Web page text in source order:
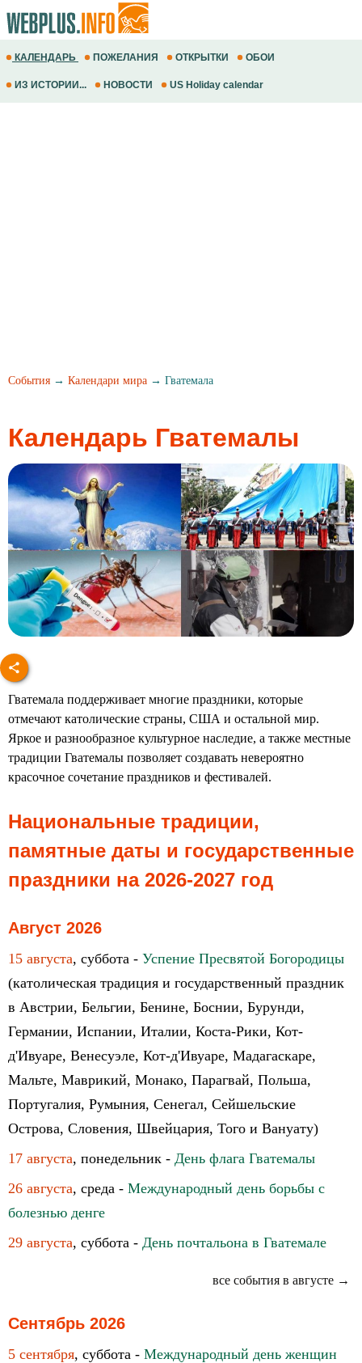
КАЛЕНДАРЬ ПОЖЕЛАНИЯ ОТКРЫТКИ ОБОИ
ИЗ ИСТОРИИ... НОВОСТИ US Holiday calendar
События → Календари мира → Гватемала
Календарь Гватемалы
Гватемала поддерживает многие праздники, которые
отмечают католические страны, США и остальной мир.
Яркое и разнообразное культурное наследие, а также местные
традиции Гватемалы позволяет создавать невероятно
красочное сочетание праздников и фестивалей.
Национальные традиции,
памятные даты и государственные
праздники на 2026-2027 год
Август 2026
15 августа, суббота - Успение Пресвятой Богородицы
(католическая традиция и государственный праздник
в Австрии, Бельгии, Бенине, Боснии, Бурунди,
Германии, Испании, Италии, Коста-Рики, Кот-
д'Ивуаре, Венесуэле, Кот-д'Ивуаре, Мадагаскаре,
Мальте, Маврикий, Монако, Парагвай, Польша,
Португалия, Румыния, Сенегал, Сейшельские
Острова, Словения, Швейцария, Того и Вануату)
17 августа, понедельник - День флага Гватемалы
26 августа, среда - Международный день борьбы c
болезнью денге
29 августа, суббота - День почтальона в Гватемале
все события в августе →
Сентябрь 2026
5 сентября, суббота - Международный день женщин